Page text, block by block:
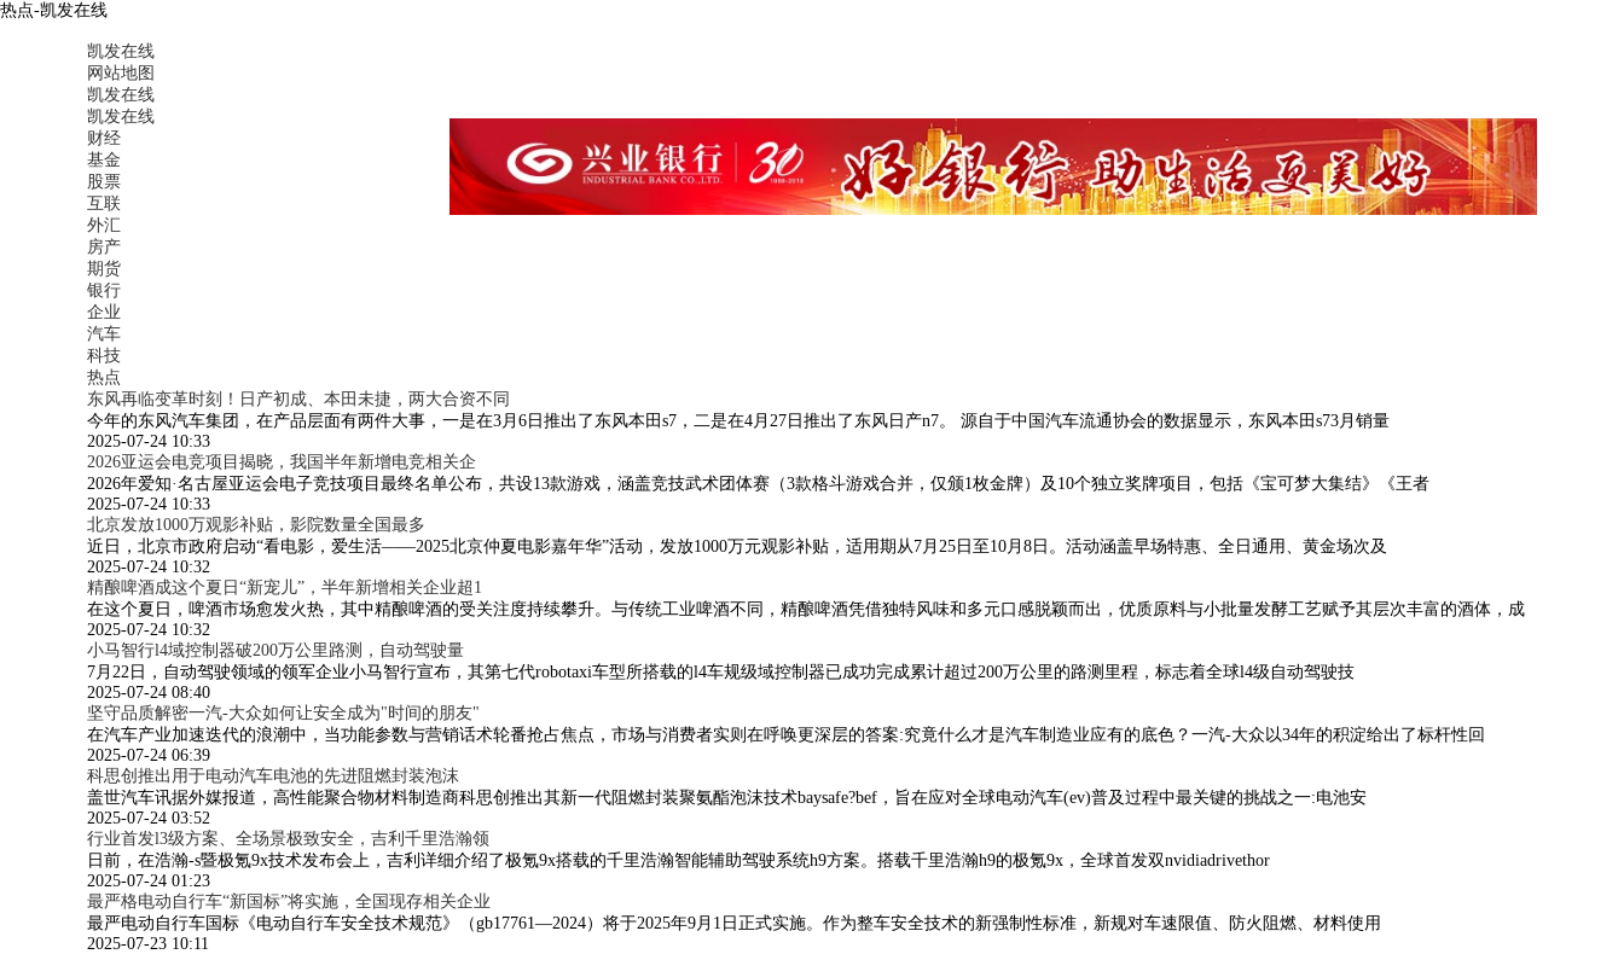
热点-凯发在线
凯发在线
网站地图
凯发在线
凯发在线
财经
基金
股票
互联
外汇
房产
期货
银行
企业
汽车
科技
热点
东风再临变革时刻！日产初成、本田未捷，两大合资不同
今年的东风汽车集团，在产品层面有两件大事，一是在3月6日推出了东风本田s7，二是在4月27日推出了东风日产n7。 源自于中国汽车流通协会的数据显示，东风本田s73月销量
2025-07-24 10:33
2026亚运会电竞项目揭晓，我国半年新增电竞相关企
2026年爱知·名古屋亚运会电子竞技项目最终名单公布，共设13款游戏，涵盖竞技武术团体赛（3款格斗游戏合并，仅颁1枚金牌）及10个独立奖牌项目，包括《宝可梦大集结》《王者
2025-07-24 10:33
北京发放1000万观影补贴，影院数量全国最多
近日，北京市政府启动“看电影，爱生活——2025北京仲夏电影嘉年华”活动，发放1000万元观影补贴，适用期从7月25日至10月8日。活动涵盖早场特惠、全日通用、黄金场次及
2025-07-24 10:32
精酿啤酒成这个夏日“新宠儿”，半年新增相关企业超1
在这个夏日，啤酒市场愈发火热，其中精酿啤酒的受关注度持续攀升。与传统工业啤酒不同，精酿啤酒凭借独特风味和多元口感脱颖而出，优质原料与小批量发酵工艺赋予其层次丰富的酒体，成
2025-07-24 10:32
小马智行l4域控制器破200万公里路测，自动驾驶量
7月22日，自动驾驶领域的领军企业小马智行宣布，其第七代robotaxi车型所搭载的l4车规级域控制器已成功完成累计超过200万公里的路测里程，标志着全球l4级自动驾驶技
2025-07-24 08:40
坚守品质解密一汽-大众如何让安全成为"时间的朋友"
在汽车产业加速迭代的浪潮中，当功能参数与营销话术轮番抢占焦点，市场与消费者实则在呼唤更深层的答案:究竟什么才是汽车制造业应有的底色？一汽-大众以34年的积淀给出了标杆性回
2025-07-24 06:39
科思创推出用于电动汽车电池的先进阻燃封装泡沫
盖世汽车讯据外媒报道，高性能聚合物材料制造商科思创推出其新一代阻燃封装聚氨酯泡沫技术baysafe?bef，旨在应对全球电动汽车(ev)普及过程中最关键的挑战之一:电池安
2025-07-24 03:52
行业首发l3级方案、全场景极致安全，吉利千里浩瀚领
日前，在浩瀚-s暨极氪9x技术发布会上，吉利详细介绍了极氪9x搭载的千里浩瀚智能辅助驾驶系统h9方案。搭载千里浩瀚h9的极氪9x，全球首发双nvidiadrivethor
2025-07-24 01:23
最严格电动自行车“新国标”将实施，全国现存相关企业
最严电动自行车国标《电动自行车安全技术规范》（gb17761—2024）将于2025年9月1日正式实施。作为整车安全技术的新强制性标准，新规对车速限值、防火阻燃、材料使用
2025-07-23 10:11